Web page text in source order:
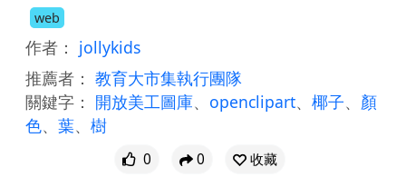
web
作者： jollykids
推薦者： 教育大市集執行團隊
關鍵字： 開放美工圖庫、 openclipart、 椰子、 顏
色、 葉、 樹
0 0
收藏